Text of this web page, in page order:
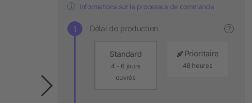
Informations sur le processus de commande
Délai de production ?
Standard
4 - 6 jours
ouvrés
Prioritaire
48 heures